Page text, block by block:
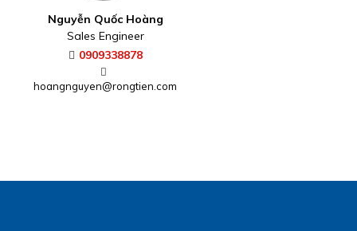
Nguyễn Quốc Hoàng
Sales Engineer
0909338878
hoangnguyen@rongtien.com